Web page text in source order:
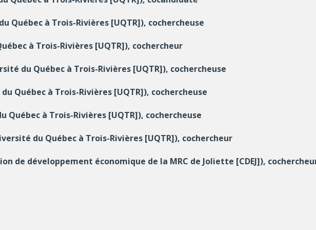
Québec à Trois-Rivières [UQTR]), cochercheuse
à Trois-Rivières [UQTR]), cochercheur
du Québec à Trois-Rivières [UQTR]), cochercheuse
Québec à Trois-Rivières [UQTR]), cochercheuse
Québec à Trois-Rivières [UQTR]), cochercheuse
du Québec à Trois-Rivières [UQTR]), cochercheur
de développement économique de la MRC de Joliette [CDEJ]),